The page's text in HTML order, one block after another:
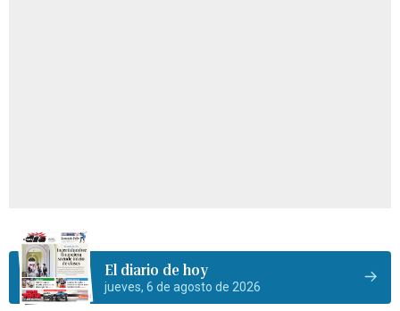
El diario de hoy
jueves, 6 de agosto de 2026